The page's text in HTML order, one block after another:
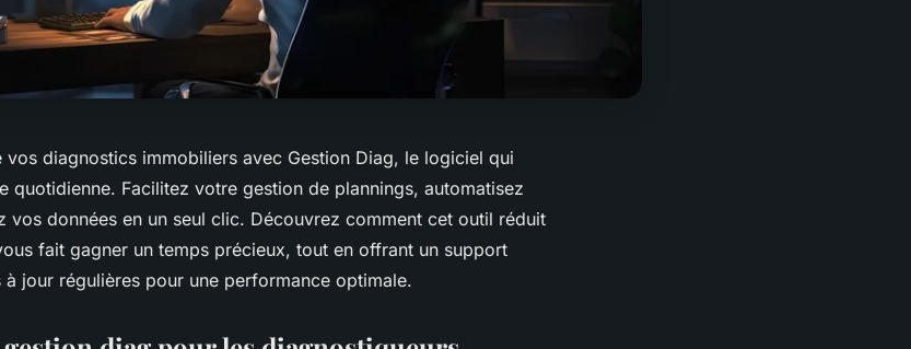
diagnostics immobiliers avec Gestion Diag, le logiciel qui
quotidienne. Facilitez votre gestion de plannings, automatisez
vos données en un seul clic. Découvrez comment cet outil réduit
fait gagner un temps précieux, tout en offrant un support
jour régulières pour une performance optimale.